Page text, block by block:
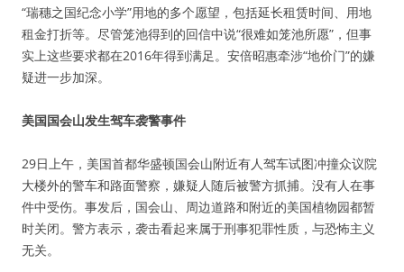
“瑞穗之国纪念小学”用地的多个愿望，包括延长租赁时间、用地
租金打折等。尽管笼池得到的回信中说“很难如笼池所愿”，但事
实上这些要求都在2016年得到满足。安倍昭惠牵涉“地价门”的嫌
疑进一步加深。
美国国会山发生驾车袭警事件
29日上午，美国首都华盛顿国会山附近有人驾车试图冲撞众议院
大楼外的警车和路面警察，嫌疑人随后被警方抓捕。没有人在事
件中受伤。事发后，国会山、周边道路和附近的美国植物园都暂
时关闭。警方表示，袭击看起来属于刑事犯罪性质，与恐怖主义
无关。